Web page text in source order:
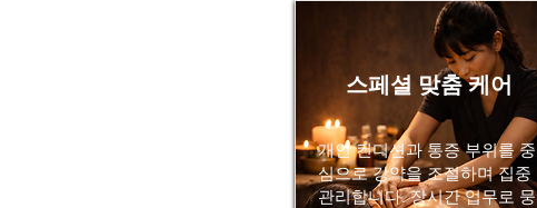
스페셜 맞춤 케어
개인 컨디션과 통증 부위를 중
심으로 강약을 조절하며 집중
관리합니다. 장시간 업무로 뭉